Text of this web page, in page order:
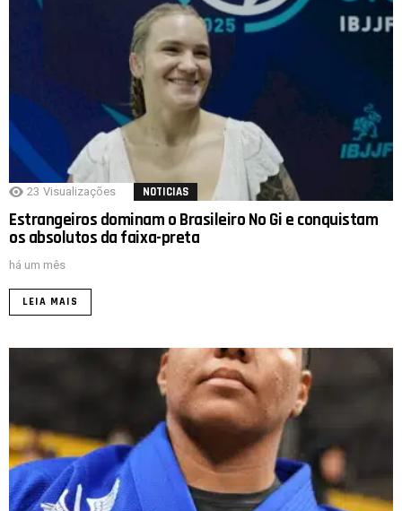
23 Visualizações NOTICIAS
Estrangeiros dominam o Brasileiro No Gi e conquistam
os absolutos da faixa-preta
há um mês
LEIA MAIS